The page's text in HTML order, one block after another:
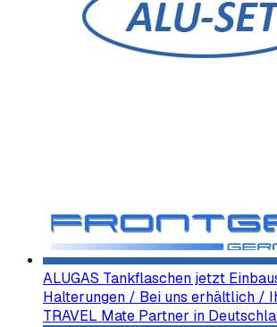
ALUGAS Tankflaschen jetzt
Halterungen / Bei uns erhältlich /
TRAVEL Mate Partner in